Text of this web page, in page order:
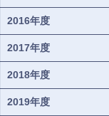
2016年度
2017年度
2018年度
2019年度